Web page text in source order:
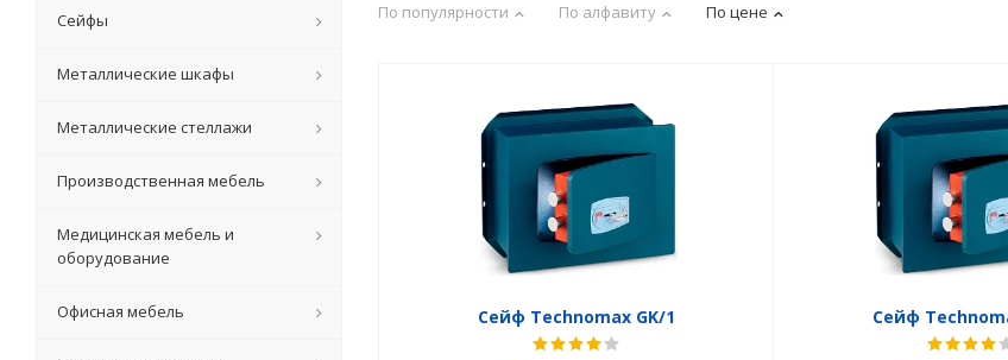
По популярности По алфавиту По цене
Сейф Technomax GK/1 Сейф
Сейфы
Металлические шкафы
Металлические стеллажи
Производственная мебель
Медицинская мебель и
оборудование
Офисная мебель